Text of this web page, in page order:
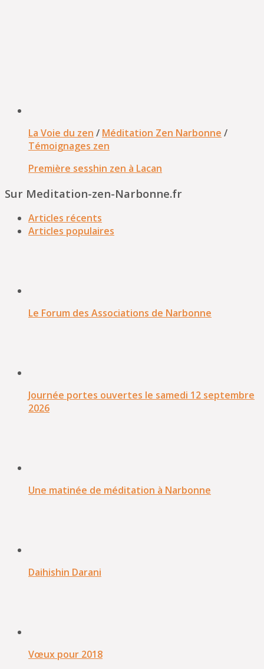
La Voie du zen / Méditation Zen Narbonne /
Témoignages zen
Première sesshin zen à Lacan
Sur Meditation-zen-Narbonne.fr
Articles récents
Articles populaires
Le Forum des Associations de Narbonne
Journée portes ouvertes le samedi 12 septembre
2026
Une matinée de méditation à Narbonne
Daihishin Darani
Vœux pour 2018